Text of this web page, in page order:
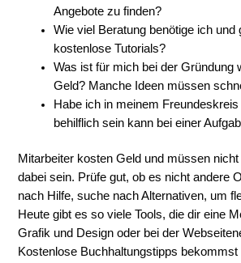
Angebote zu finden?
Wie viel Beratung benötige ich und
kostenlose Tutorials?
Was ist für mich bei der Gründung
Geld? Manche Ideen müssen
Habe ich in meinem
behilflich sein kann bei einer
Mitarbeiter kosten Geld und müssen
dabei sein. Prüfe gut, ob es nicht andere
nach Hilfe, suche nach Alternativen, um
Heute gibt es so viele Tools, die dir eine
Grafik und Design oder bei der
Kostenlose Buchhaltungstipps bekommst